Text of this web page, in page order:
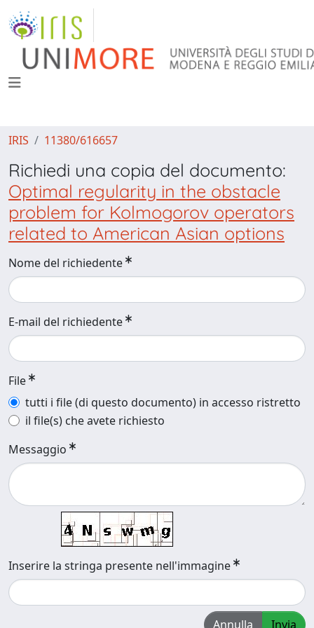
IRIS 11380/616657
Richiedi una copia del documento:
Optimal regularity in the obstacle
problem for Kolmogorov operators
related to American Asian options
Nome del richiedente
E-mail del richiedente
File
tutti i file (di questo documento) in accesso ristretto
il file(s) che avete richiesto
Messaggio
Inserire la stringa presente nell'immagine
Annulla Invia